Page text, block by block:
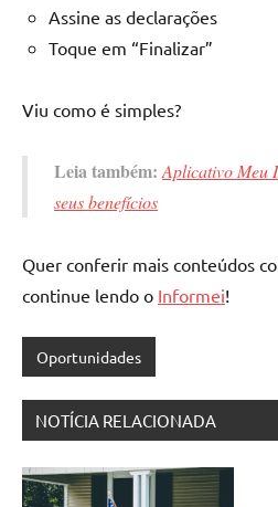
Assine as declarações
Toque em “Finalizar”
Viu como é simples?
Leia também: Aplicativo Meu
seus benefícios
Quer conferir mais conteúdos
continue lendo o Informei!
Oportunidades
NOTÍCIA RELACIONADA